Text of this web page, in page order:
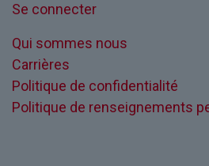
Se connecter
Qui sommes nous
Carrières
Politique de confidentialité
Politique de renseignements